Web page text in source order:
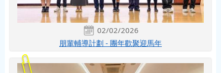
02/02/2026
朋輩輔導計劃 - 團年歡聚迎馬年